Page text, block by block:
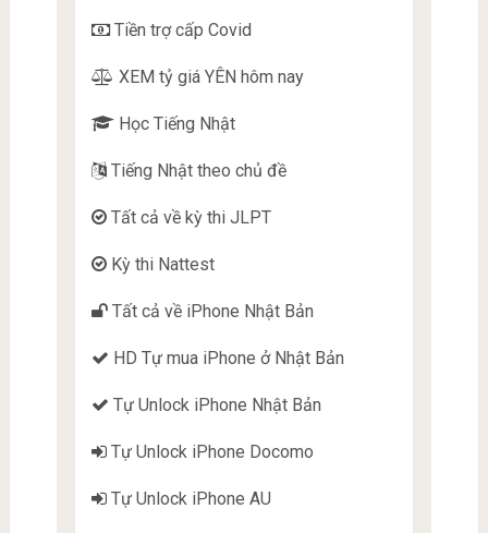
Tiền trợ cấp Covid
XEM tỷ giá YÊN hôm nay
Học Tiếng Nhật
Tiếng Nhật theo chủ đề
Tất cả về kỳ thi JLPT
Kỳ thi Nattest
Tất cả về iPhone Nhật Bản
HD Tự mua iPhone ở Nhật Bản
Tự Unlock iPhone Nhật Bản
Tự Unlock iPhone Docomo
Tự Unlock iPhone AU